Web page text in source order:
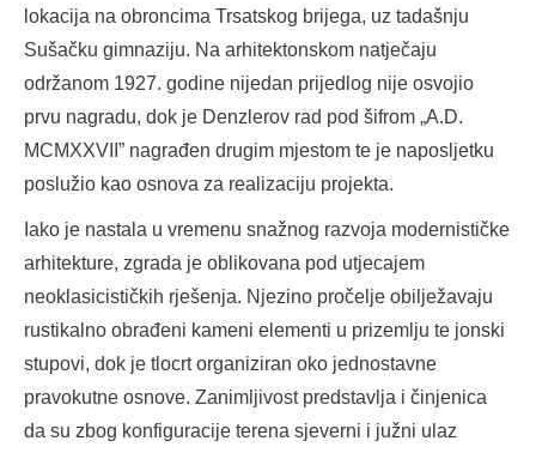
lokacija na obroncima Trsatskog brijega, uz tadašnju
Sušačku gimnaziju. Na arhitektonskom natječaju
održanom 1927. godine nijedan prijedlog nije osvojio
prvu nagradu, dok je Denzlerov rad pod šifrom „A.D.
MCMXXVII” nagrađen drugim mjestom te je naposljetku
poslužio kao osnova za realizaciju projekta.
Iako je nastala u vremenu snažnog razvoja modernističke
arhitekture, zgrada je oblikovana pod utjecajem
neoklasicističkih rješenja. Njezino pročelje obilježavaju
rustikalno obrađeni kameni elementi u prizemlju te jonski
stupovi, dok je tlocrt organiziran oko jednostavne
pravokutne osnove. Zanimljivost predstavlja i činjenica
da su zbog konfiguracije terena sjeverni i južni ulaz